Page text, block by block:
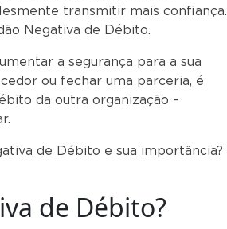
transmitir mais confiança.
Negativa de Débito.
a segurança para a sua
ou fechar uma parceria, é
da outra organização –
de Débito e sua importância?
de Débito?